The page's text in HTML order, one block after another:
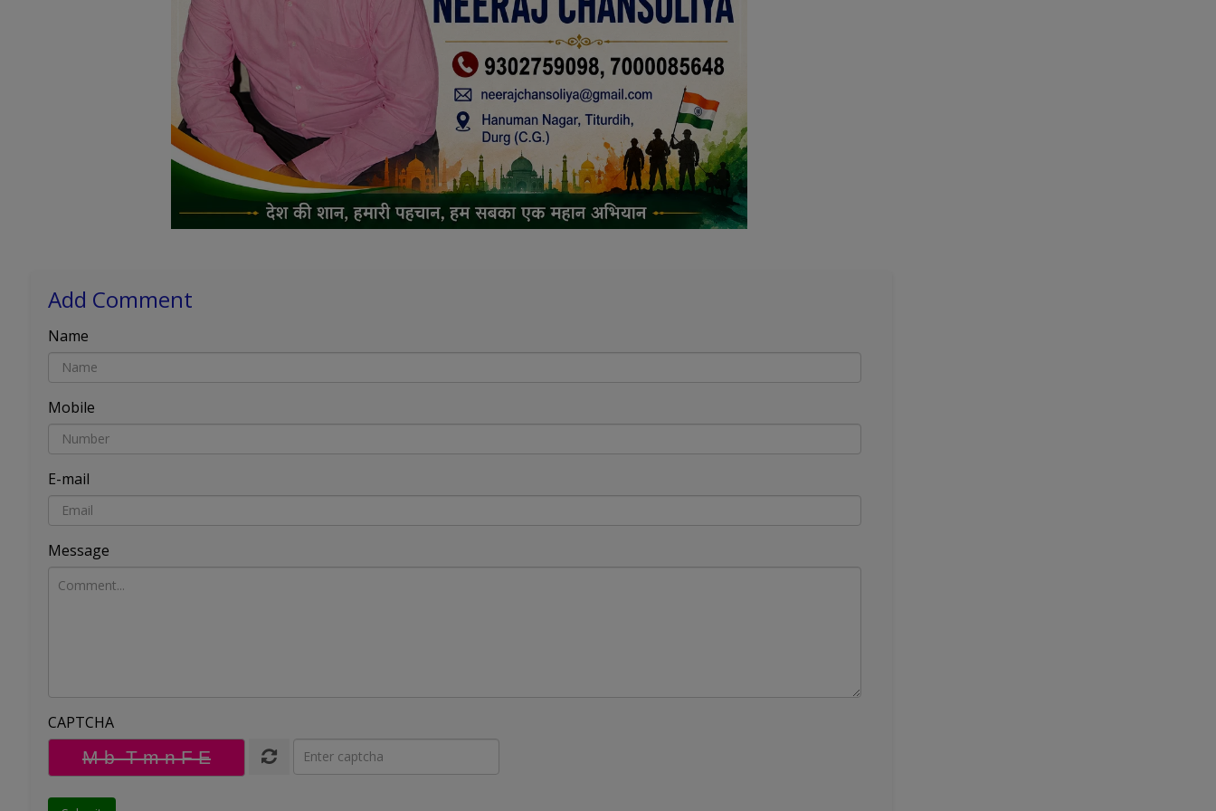
Add Comment
Name
Mobile
E-mail
Message
CAPTCHA